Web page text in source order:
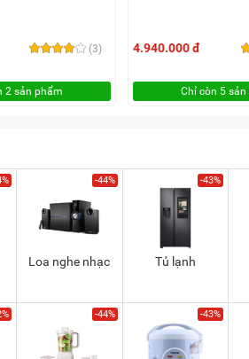
(3)
2 sản phẩm
4.940.000 đ
Chỉ còn 5 sản
-44%
Loa nghe nhạc
-43%
Tủ lạnh
-44% -43%